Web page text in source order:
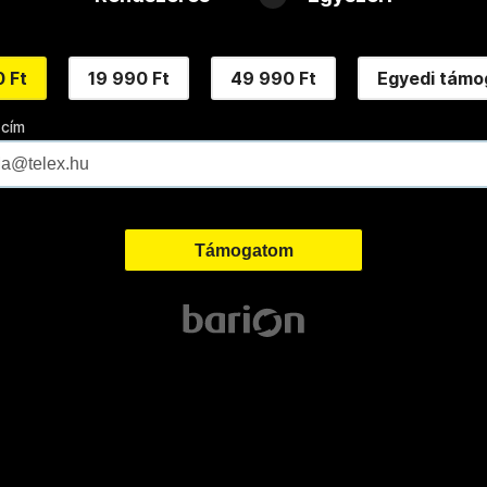
Ft 19 990 Ft 49 990 Ft Egyedi